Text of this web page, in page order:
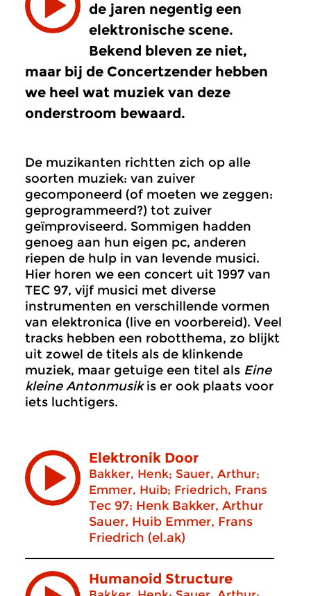
de jaren negentig een
elektronische scene.
Bekend bleven ze niet,
maar bij de Concertzender hebben
we heel wat muziek van deze
onderstroom bewaard.
De muzikanten richtten zich op alle
soorten muziek: van zuiver
gecomponeerd (of moeten we zeggen:
geprogrammeerd?) tot zuiver
geïmproviseerd. Sommigen hadden
genoeg aan hun eigen pc, anderen
riepen de hulp in van levende musici.
Hier horen we een concert uit 1997 van
TEC 97, vijf musici met diverse
instrumenten en verschillende vormen
van elektronica (live en voorbereid). Veel
tracks hebben een robotthema, zo blijkt
uit zowel de titels als de klinkende
muziek, maar getuige een titel als Eine
kleine Antonmusikis er ook plaats voor
iets luchtigers.
Elektronik Door
Bakker, Henk; Sauer, Arthur;
Emmer, Huib; Friedrich, Frans
Tec 97: Henk Bakker, Arthur
Sauer, Huib Emmer, Frans
Friedrich (el.ak)
Humanoid Structure